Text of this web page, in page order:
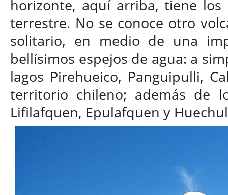
horizonte, aquí arriba, tiene
terrestre. No se conoce otro
solitario, en medio de una
bellísimos espejos de agua: a
lagos Pirehueico, Panguipulli,
territorio chileno; además de
Lifilafquen, Epulafquen y